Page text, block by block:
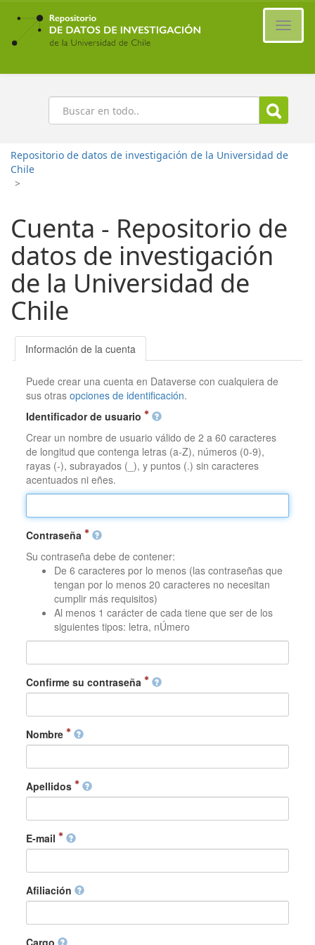
Ir
contenido
principal
Buscar
Repositorio de datos de investigación de la Universidad de
Chile
>
Cuenta - Repositorio de
datos de investigación
de la Universidad de
Chile
Información de la cuenta
Puede crear una cuenta en Dataverse con cualquiera de
sus otrasopciones de identificación.
Identificador de usuario
Crear un nombre de usuario válido de 2 a 60 caracteres
de longitud que contenga letras (a-Z), números (0-9),
rayas (-), subrayados (_), y puntos (.) sin caracteres
acentuados ni eñes.
Contraseña
Su contraseña debe de contener:
De 6 caracteres por lo menos (las contraseñas que
tengan por lo menos 20 caracteres no necesitan
cumplir más requisitos)
Al menos 1 carácter de cada tiene que ser de los
siguientes tipos: letra, nÚmero
Confirme su contraseña
Nombre
Apellidos
E-mail
Afiliación
Cargo